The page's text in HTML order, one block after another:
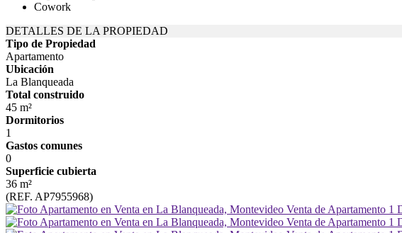
Cowork
DETALLES DE LA PROPIEDAD
Tipo de Propiedad
Apartamento
Ubicación
La Blanqueada
Total construido
45 m²
Dormitorios
1
Gastos comunes
0
Superficie cubierta
36 m²
(REF. AP7955968)